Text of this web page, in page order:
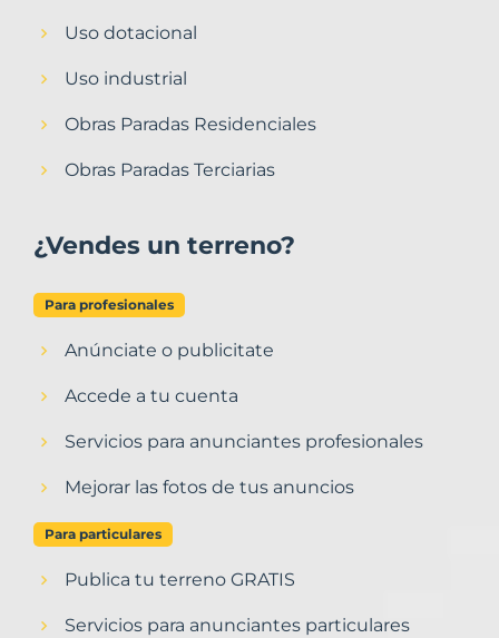
Uso dotacional
Uso industrial
Obras Paradas Residenciales
Obras Paradas Terciarias
¿Vendes un terreno?
Para profesionales
Anúnciate o publicitate
Accede a tu cuenta
Servicios para anunciantes profesionales
Mejorar las fotos de tus anuncios
Para particulares
Publica tu terreno GRATIS
Servicios para anunciantes particulares